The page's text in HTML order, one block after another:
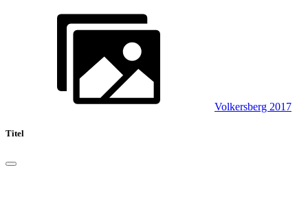
Volkersberg 2017
Titel